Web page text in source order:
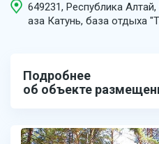
649231, Республика
аза Катунь, база отдыха
Подробнее
об объекте